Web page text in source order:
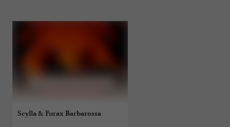
Scylla & Furax Barbarossa